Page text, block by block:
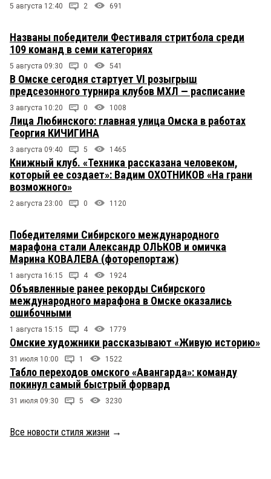
5 августа 12:40 2 691
Названы победители Фестиваля стритбола среди
109 команд в семи категориях
5 августа 09:30 0 541
В Омске сегодня стартует VI розыгрыш
предсезонного турнира клубов МХЛ — расписание
3 августа 10:20 0 1008
Лица Любинского: главная улица Омска в работах
Георгия КИЧИГИНА
3 августа 09:40 5 1465
Книжный клуб. «Техника рассказана человеком,
который ее создает»: Вадим ОХОТНИКОВ «На грани
возможного»
2 августа 23:00 0 1120
Победителями Сибирского международного
марафона стали Александр ОЛЬКОВ и омичка
Марина КОВАЛЕВА (фоторепортаж)
1 августа 16:15 4 1924
Объявленные ранее рекорды Сибирского
международного марафона в Омске оказались
ошибочными
1 августа 15:15 4 1779
Омские художники рассказывают «Живую историю»
31 июля 10:00 1 1522
Табло переходов омского «Авангарда»: команду
покинул самый быстрый форвард
31 июля 09:30 5 3230
Все новости стиля жизни →